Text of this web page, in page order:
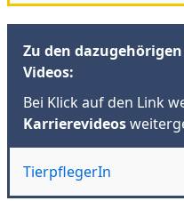
Zu den
Videos:
Bei Klick auf den Link
Karrierevideos
TierpflegerIn